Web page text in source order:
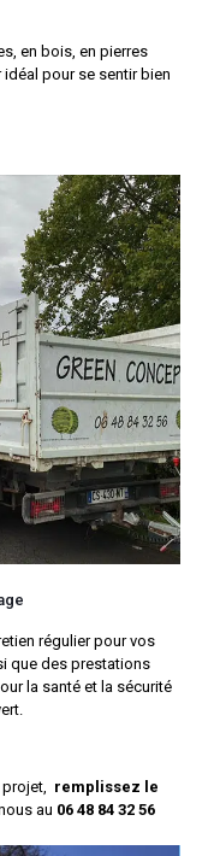
en bois, en pierres
pour se sentir bien
régulier pour vos
que des prestations
la santé et la sécurité
remplissez le
au 06 48 84 32 56